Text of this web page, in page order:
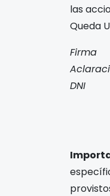
las
Queda
Firma
DNI